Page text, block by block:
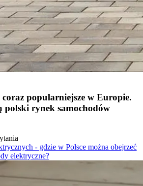
popularniejsze w Europie.
polski rynek samochodów
- gdzie w Polsce można obejrzeć
elektryczne?